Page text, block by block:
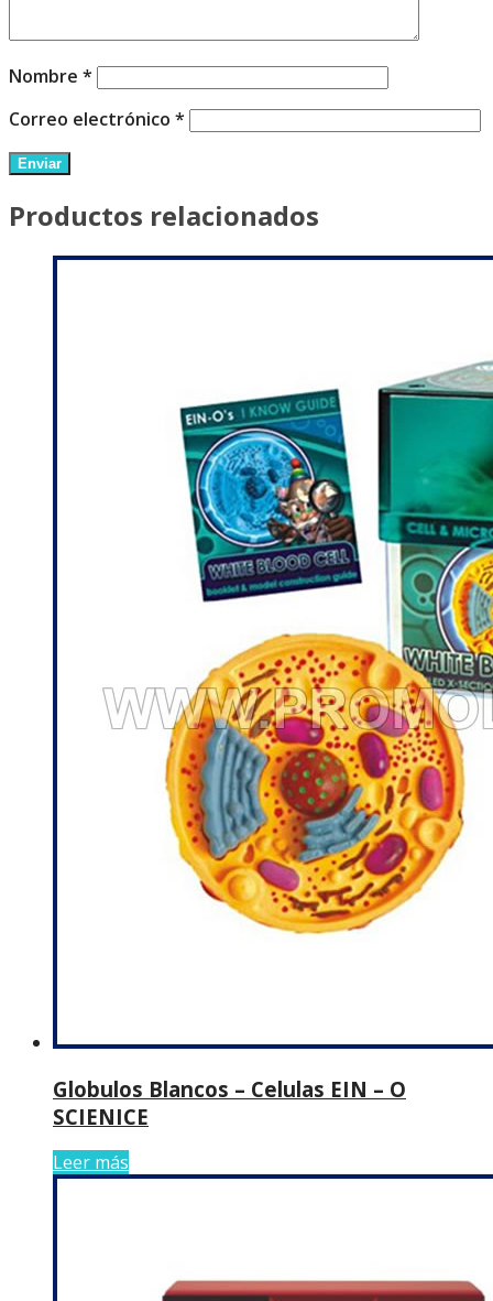
Nombre *
Correo electrónico *
Productos relacionados
Globulos Blancos – Celulas EIN – O
SCIENICE
Leer más